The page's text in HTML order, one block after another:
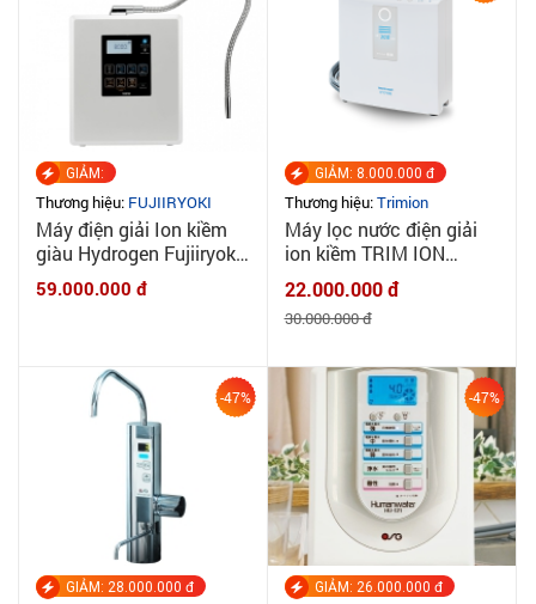
GIẢM:
Thương hiệu: FUJIIRYOKI
Máy điện giải Ion kiềm
giàu Hydrogen Fujiiryoki
HWP77
59.000.000 đ
GIẢM: 8.000.000 đ
Thương hiệu:Trimion
Máy lọc nước điện giải
ion kiềm TRIM ION
HYPER - MADE IN
JAPAN
22.000.000 đ
30.000.000 đ
-47%
GIẢM: 28.000.000 đ
-47%
GIẢM: 26.000.000 đ